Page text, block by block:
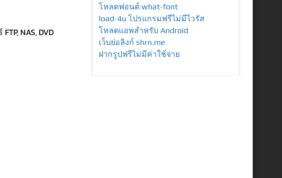
NAS, DVD
โหลดฟอนต์ what-font
load-4u โปรแกรมฟรีไม่มีไวรัส
โหลดแอพสำหรับ Android
เว็บย่อลิงก์ shrn.me
ฝากรูปฟรีไม่มีค่าใช้จ่าย